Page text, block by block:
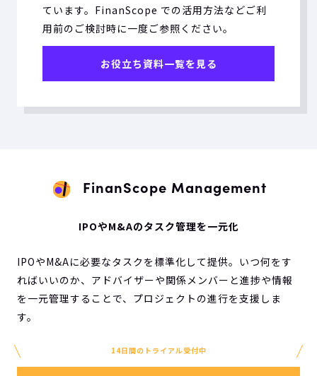
ています。FinanScope での活用方法などご利
用前のご検討時に一度ご参照ください。
お役立ち資料一覧を見る
FinanScope Management
IPOやM&Aのタスク管理を一元化
IPOやM&Aに必要なタスクを標準化して提供。いつ何をす
ればいいのか、アドバイザーや関係メンバーと進捗や情報
を一元管理することで、プロジェクトの進行を支援しま
す。
14日間のトライアル受付中